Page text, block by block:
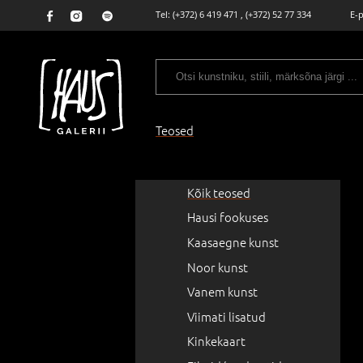
Tel: (+372) 6 419 471 , (+372) 52 77 334 E-
Teosed
Kõik teosed
Hausi fookuses
Kaasaegne kunst
Noor kunst
Vanem kunst
Viimati lisatud
Kinkekaart